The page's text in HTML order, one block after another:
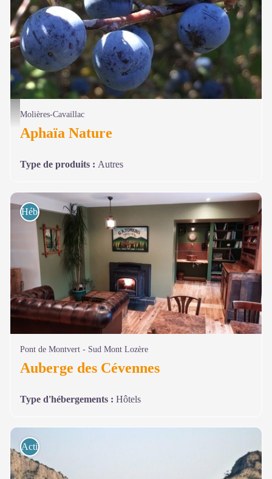
Aphaïa Nature - Prunellier
Molières-Cavaillac
Aphaïa Nature
Type de produits : Autres
Hébergements
Pont de Montvert - Sud Mont Lozère
Auberge des Cévennes
Type d'hébergements : Hôtels
Activités de pleine nature